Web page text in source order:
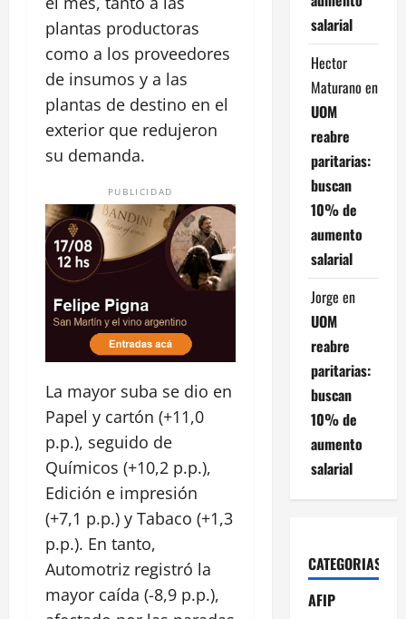
plantas productoras
como a los proveedores
de insumos y a las
plantas de destino en el
exterior que redujeron
su demanda.
PUBLICIDAD
La mayor suba se dio en
Papel y cartón (+11,0
p.p.), seguido de
Químicos (+10,2 p.p.),
Edición e impresión
(+7,1 p.p.) y Tabaco (+1,3
p.p.). En tanto,
Automotriz registró la
mayor caída (-8,9 p.p.),
salarial
Hector
Maturano en
UOM
reabre
paritarias:
buscan
10% de
aumento
salarial
Jorge en
UOM
reabre
paritarias:
buscan
10% de
aumento
salarial
CATEGORIAS
AFIP